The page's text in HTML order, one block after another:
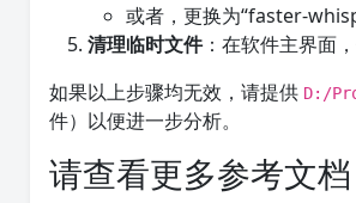
或者，更换为“faster-
清理临时文件：在软件主界面
如果以上步骤均无效，请提供 D:/
件）以便进一步分析。
请查看更多参考文档